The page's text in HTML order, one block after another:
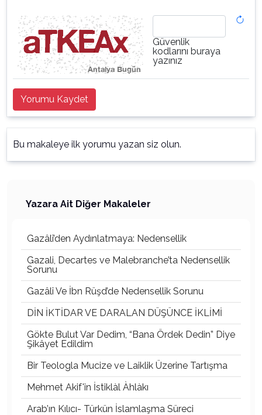
Güvenlik
kodlarını buraya
yazınız
Yorumu Kaydet
Bu makaleye ilk yorumu yazan siz olun.
Yazara Ait Diğer Makaleler
Gazâlî’den Aydınlatmaya: Nedensellik
Gazali, Decartes ve Malebranche’ta Nedensellik
Sorunu
Gazâlî Ve İbn Rüşd’de Nedensellik Sorunu
DİN İKTİDAR VE DARALAN DÜŞÜNCE İKLİMİ
Gökte Bulut Var Dedim, “Bana Ördek Dedin” Diye
Şikâyet Edildim
Bir Teologla Mucize ve Laiklik Üzerine Tartışma
Mehmet Akif'in İstiklàl Àhlàkı
Arab’ın Kılıcı- Türkün İslamlaşma Süreci